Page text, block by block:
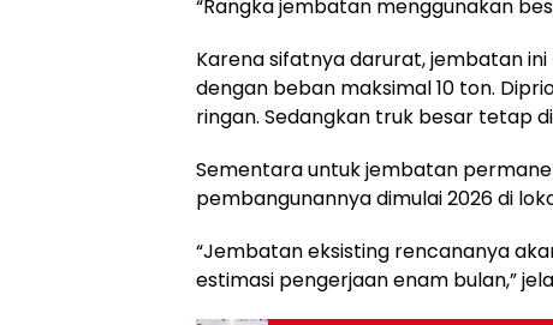
“Rangka jembatan menggunakan
Karena sifatnya darurat, jembatan
dengan beban maksimal 10 ton.
ringan. Sedangkan truk besar tetap
Sementara untuk jembatan
pembangunannya dimulai 2026 di
“Jembatan eksisting rencananya
estimasi pengerjaan enam bulan,”